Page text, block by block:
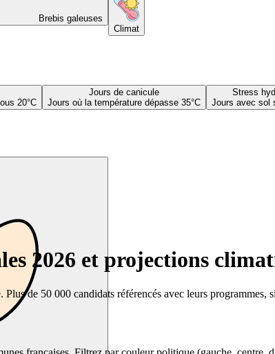
Brebis galeuses
Climat
20°C
Jours de canicule
Jours où la température dépasse 35°C
Stress
Jours avec sol
2026 et projections
de 50 000 candidats référencés avec leurs programmes,